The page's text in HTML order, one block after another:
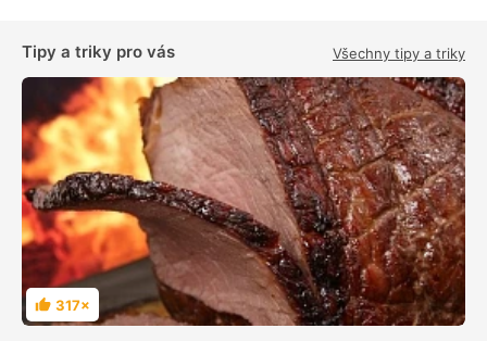
Tipy a triky pro vás Všechny tipy a triky
H
o
317×